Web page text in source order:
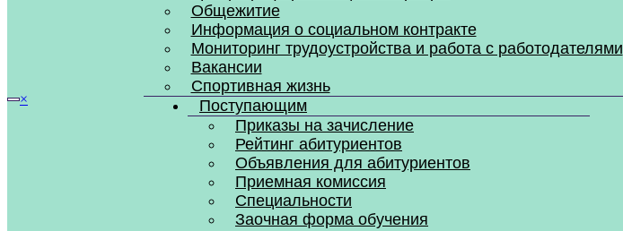
×
Общежитие
Информация о социальном контракте
Мониторинг трудоустройства и работа с работодателями
Вакансии
Спортивная жизнь
Поступающим
Приказы на зачисление
Рейтинг абитуриентов
Объявления для абитуриентов
Приемная комиссия
Специальности
Заочная форма обучения